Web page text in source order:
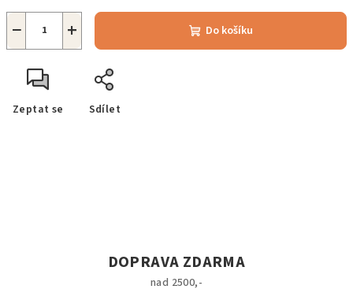
+
− Do košíku
Zeptat se Sdílet
DOPRAVA ZDARMA
nad 2500,-